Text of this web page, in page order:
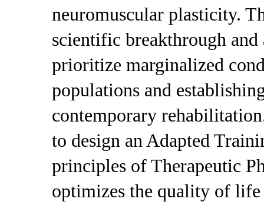
neuromuscular plasticity.
scientific breakthrough
prioritize marginalized
populations and
contemporary
to design an Adapted
principles of Therapeutic
optimizes the quality of